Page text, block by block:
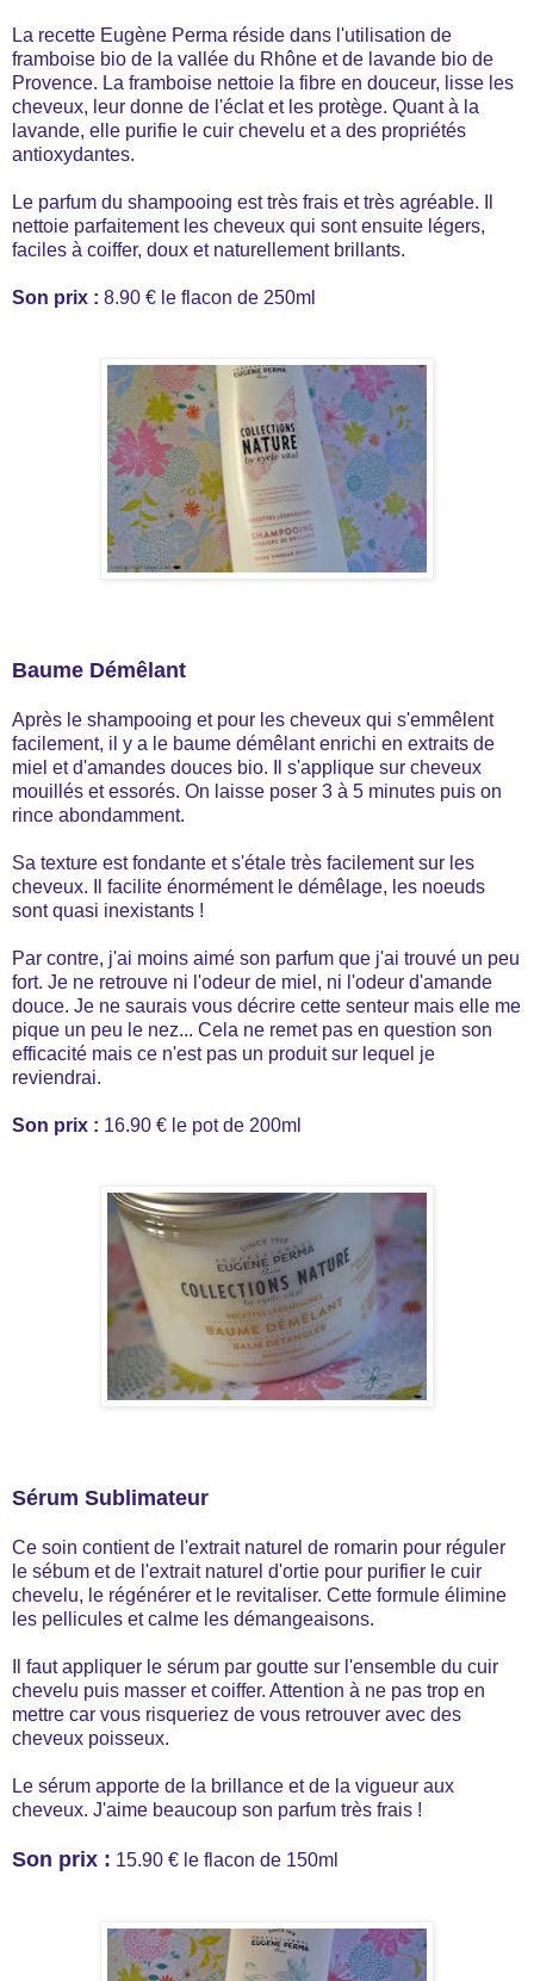
La recette Eugène Perma réside dans l'utilisation de
framboise bio de la vallée du Rhône et de lavande bio de
Provence. La framboise nettoie la fibre en douceur, lisse les
cheveux, leur donne de l'éclat et les protège. Quant à la
lavande, elle purifie le cuir chevelu et a des propriétés
antioxydantes.
Le parfum du shampooing est très frais et très agréable. Il
nettoie parfaitement les cheveux qui sont ensuite légers,
faciles à coiffer, doux et naturellement brillants.
Son prix : 8.90 € le flacon de 250ml
Baume Démêlant
Après le shampooing et pour les cheveux qui s'emmêlent
facilement, il y a le baume démêlant enrichi en extraits de
miel et d'amandes douces bio. Il s'applique sur cheveux
mouillés et essorés. On laisse poser 3 à 5 minutes puis on
rince abondamment.
Sa texture est fondante et s'étale très facilement sur les
cheveux. Il facilite énormément le démêlage, les noeuds
sont quasi inexistants !
Par contre, j'ai moins aimé son parfum que j'ai trouvé un peu
fort. Je ne retrouve ni l'odeur de miel, ni l'odeur d'amande
douce. Je ne saurais vous décrire cette senteur mais elle me
pique un peu le nez... Cela ne remet pas en question son
efficacité mais ce n'est pas un produit sur lequel je
reviendrai.
Son prix : 16.90 € le pot de 200ml
Sérum Sublimateur
Ce soin contient de l'extrait naturel de romarin pour réguler
le sébum et de l'extrait naturel d'ortie pour purifier le cuir
chevelu, le régénérer et le revitaliser. Cette formule élimine
les pellicules et calme les démangeaisons.
Il faut appliquer le sérum par goutte sur l'ensemble du cuir
chevelu puis masser et coiffer. Attention à ne pas trop en
mettre car vous risqueriez de vous retrouver avec des
cheveux poisseux.
Le sérum apporte de la brillance et de la vigueur aux
cheveux. J'aime beaucoup son parfum très frais !
Son prix : 15.90 € le flacon de 150ml